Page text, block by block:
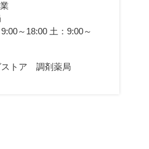
～18:00 土：9:00～
ストア 調剤薬局